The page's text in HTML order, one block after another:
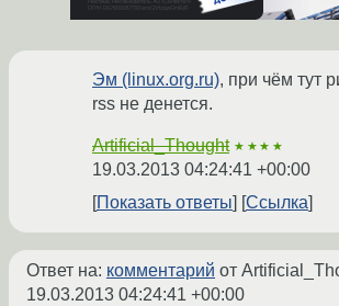
Эм (linux.org.ru), при чём тут
rss не денется.
Artificial_Thought ★★★★
19.03.2013 04:24:41 +00:00
Показать ответы
Ссылка
Ответ на: комментарий от
19.03.2013 04:24:41 +00:00